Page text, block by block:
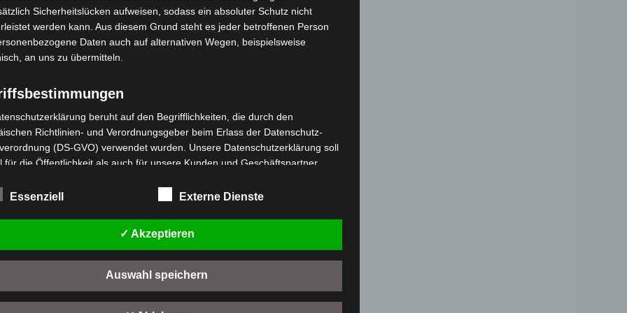
Versand
HINTERES
IN DEN WARENKORB
Kostenloser Versand
VS1 MITTLERER STÄNDER
Bewertet
von
39,00€ *
IN DEN WARENKORB
VS1
Sicherheitslücken aufweisen, sodass ein absoluter Schutz nicht
werden kann. Aus diesem Grund steht es jeder betroffenen Person
Daten auch auf alternativen Wegen, beispielsweise
an uns zu übermitteln.
beruht auf den Begrifflichkeiten, die durch den
Richtlinien- und Verordnungsgeber beim Erlass der Datenschutz-
(DS-GVO) verwendet wurden. Unsere Datenschutzerklärung soll
für die Öffentlichkeit als auch für unsere Kunden und Geschäftspartner
Begrifflichkeiten erläutern.
a) personenbezogene Daten
Personenbezogene Daten sind alle Informationen, die sich auf eine
identifizierte oder identifizierbare natürliche Person (im Folgenden
Essenziell Externe Dienste
✓ Akzeptieren
Auswahl speichern